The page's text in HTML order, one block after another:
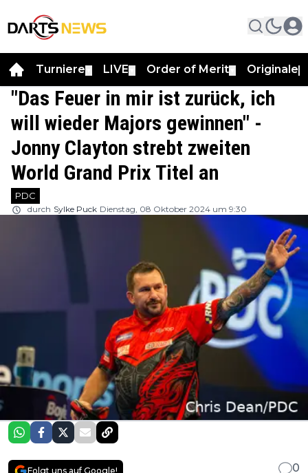
Turniere LIVE Order of Merit Originale
"Das Feuer in mir ist zurück, ich
will wieder Majors gewinnen" -
Jonny Clayton strebt zweiten
World Grand Prix Titel an
PDC
durch Sylke Puck Dienstag, 08 Oktober 2024 um 9:30
Folgt uns auf Google!
0